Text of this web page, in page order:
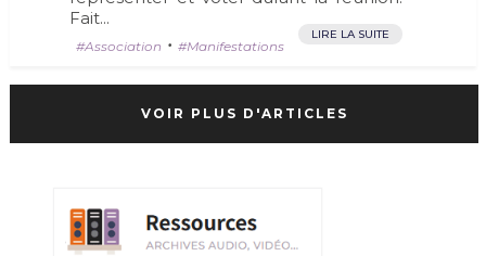
Fait...
LIRE LA SUITE
Association • Manifestations
VOIR PLUS D'ARTICLES